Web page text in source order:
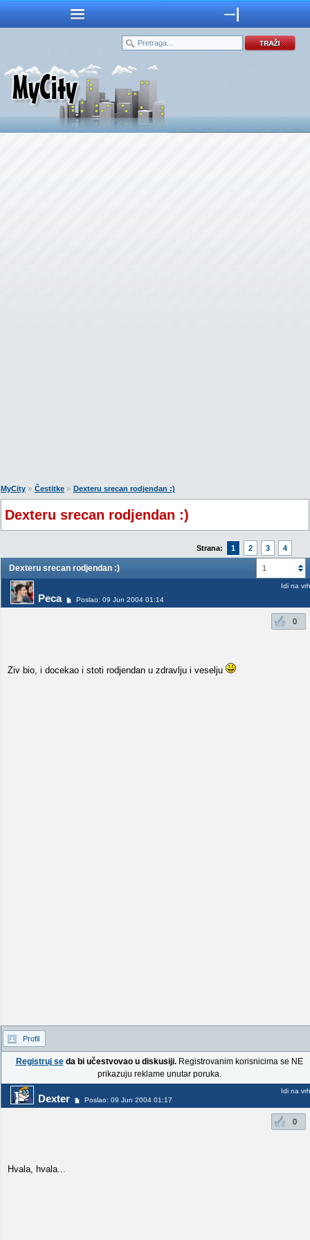
MyCity » Čestitke » Dexteru srecan rodjendan :)
Dexteru srecan rodjendan :)
Strana: 1 2 3 4
1
Dexteru srecan rodjendan :)
Peca Poslao: 09 Jun 2004 01:14
Idi na vrh
0
Ziv bio, i docekao i stoti rodjendan u zdravlju i veselju
Profil
Registruj seda bi učestvovao u diskusiji.Registrovanim korisnicima se NE
prikazuju reklame unutar poruka.
Dexter Poslao: 09 Jun 2004 01:17
Idi na vrh
0
Hvala, hvala...